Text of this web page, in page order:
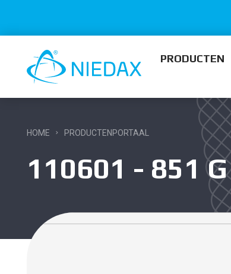
PRODUCTEN
HOME PRODUCTENPORTAAL
110601 - 851